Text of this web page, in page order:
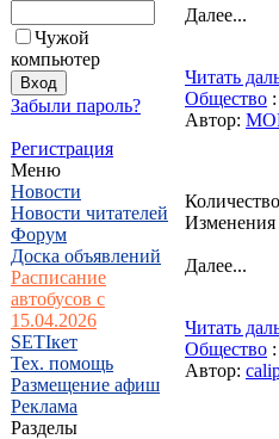
Чужой
компьютер
Забыли пароль?
Регистрация
Меню
Новости
Новости читателей
Форум
Доска объявлений
Расписание
автобусов с
15.04.2026
SETIкет
Тех. помощь
Размещение афиш
Реклама
Разделы
Далее...
Читать
Общество :
Автор:
Изменения
Далее...
Читать
Общество :
Автор: